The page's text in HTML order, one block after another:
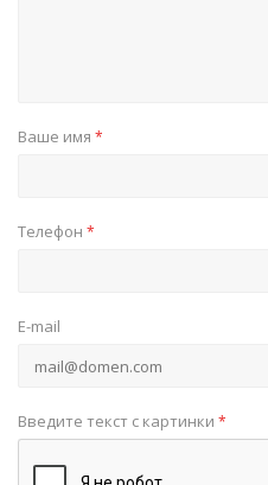
Ваше имя *
Телефон *
E-mail
Введите текст с картинки *